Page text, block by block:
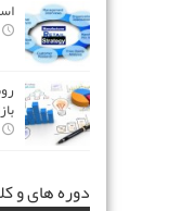
دوره های و